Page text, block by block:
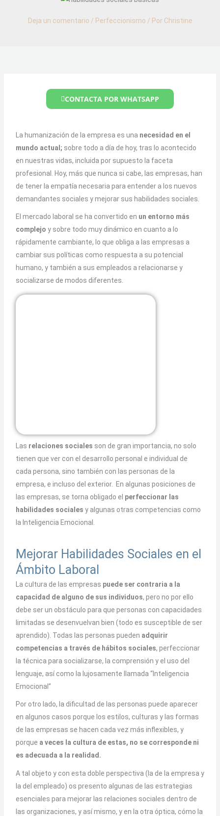
Deja un comentario / Perfeccionismo / Por Christine
CONTACTA POR WHATSAPP
La humanización de la empresa es una necesidad en el
mundo actual; sobre todo a día de hoy, tras lo acontecido
en nuestras vidas, incluida por supuesto la faceta
profesional. Hoy, más que nunca si cabe, las empresas, han
de tener la empatía necesaria para entender a los nuevos
demandantes sociales y mejorar sus habilidades sociales.
El mercado laboral se ha convertido en un entorno más
complejo y sobre todo muy dinámico en cuanto a lo
rápidamente cambiante, lo que obliga a las empresas a
cambiar sus políticas como respuesta a su potencial
humano, y también a sus empleados a relacionarse y
socializarse de modos diferentes.
Las relaciones sociales son de gran importancia, no solo
tienen que ver con el desarrollo personal e individual de
cada persona, sino también con las personas de la
empresa, e incluso del exterior. En algunas posiciones de
las empresas, se torna obligado el perfeccionar las
habilidades sociales y algunas otras competencias como
la Inteligencia Emocional.
Mejorar Habilidades Sociales en el
Ámbito Laboral
La cultura de las empresas puede ser contraria a la
capacidad de alguno de sus individuos, pero no por ello
debe ser un obstáculo para que personas con capacidades
limitadas se desenvuelvan bien (todo es susceptible de ser
aprendido). Todas las personas pueden adquirir
competencias a través de hábitos sociales, perfeccionar
la técnica para socializarse, la comprensión y el uso del
lenguaje, así como la lujosamente llamada “Inteligencia
Emocional”
Por otro lado, la dificultad de las personas puede aparecer
en algunos casos porque los estilos, culturas y las formas
de las empresas se hacen cada vez más inflexibles, y
porque a veces la cultura de estas, no se corresponde ni
es adecuada a la realidad.
A tal objeto y con esta doble perspectiva (la de la empresa y
la del empleado) os presento algunas de las estrategias
esenciales para mejorar las relaciones sociales dentro de
las organizaciones, y así mismo, y en la otra óptica, cómo la